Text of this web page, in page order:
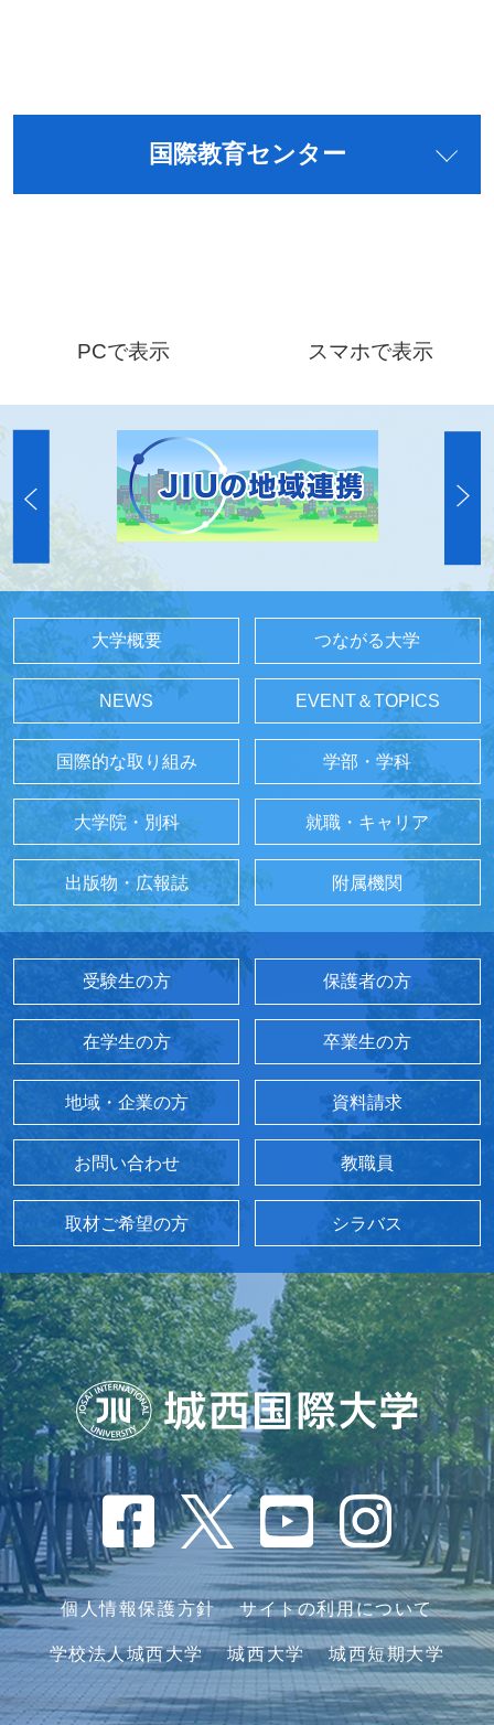
国際教育センター
PCで表示 スマホで表示
大学概要 つながる大学
NEWS EVENT＆TOPICS
国際的な取り組み 学部・学科
大学院・別科 就職・キャリア
出版物・広報誌 附属機関
受験生の方 保護者の方
在学生の方 卒業生の方
地域・企業の方 資料請求
お問い合わせ 教職員
取材ご希望の方 シラバス
個人情報保護方針 サイトの利用について
学校法人城西大学 城西大学 城西短期大学